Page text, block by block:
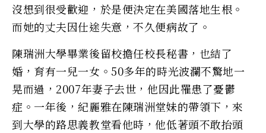
沒想到很受歡迎，於是便決定在美國落地生根。
而她的丈夫因仕途失意，不久便病故了。
陳瑞洲大學畢業後留校擔任校長秘書，也結了
婚，育有一兒一女。50多年的時光波瀾不驚地一
晃而過，2007年妻子去世，他因此罹患了憂鬱
症。一年後，紀麗雅在陳瑞洲堂妹的帶領下，來
到大學的路思義教堂看他時，他低著頭不敢抬頭